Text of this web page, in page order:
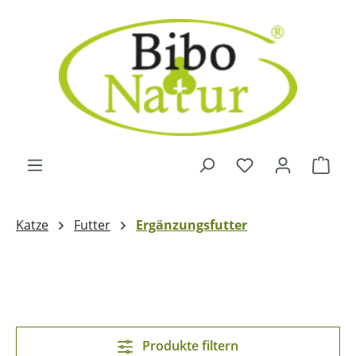
Zum Hauptinhalt springen
Katze Futter Ergänzungsfutter
Produkte filtern